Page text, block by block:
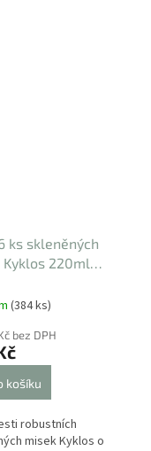
ks skleněných
Kyklos 220ml
(384 ks)
bez DPH
košíku
robustních
misek Kyklos o